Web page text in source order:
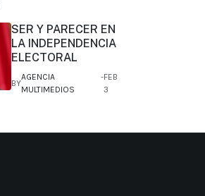
SER Y PARECER EN
LA INDEPENDENCIA
ELECTORAL
BY
AGENCIA
MULTIMEDIOS
FEB
3